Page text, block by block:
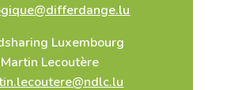
Luxembourg
Martin Lecoutère